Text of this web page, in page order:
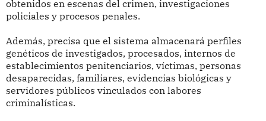
obtenidos en escenas del crimen, investigaciones
policiales y procesos penales.
Además, precisa que el sistema almacenará perfiles
genéticos de investigados, procesados, internos de
establecimientos penitenciarios, víctimas, personas
desaparecidas, familiares, evidencias biológicas y
servidores públicos vinculados con labores
criminalísticas.